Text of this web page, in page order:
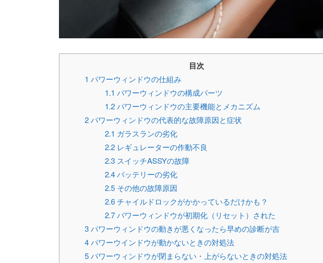
目次
1 パワーウィンドウの仕組み
1.1 パワーウィンドウの構成パーツ
1.2パワーウィンドウの主要機能とメカニズム
2パワーウィンドウの代表的な故障原因と症状
2.1 ガラスランの劣化
2.2 レギュレーターの作動不良
2.3 スイッチASSYの故障
2.4バッテリーの劣化
2.5 その他の故障原因
2.6チャイルドロックがかかっているだけかも？
2.7パワーウィンドウが初期化（リセット）された
3パワーウィンドウの動きが悪くなったら早めの診断が吉
4パワーウインドウが動かないときの対処法
5パワーウィンドウが閉まらない・上がらないときの対処法